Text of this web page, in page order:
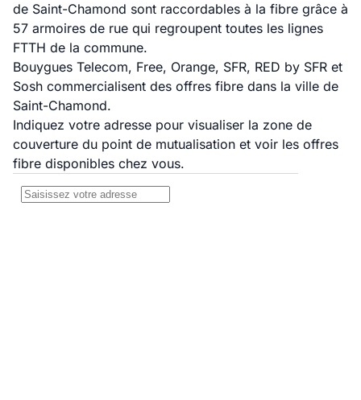
de Saint-Chamond sont raccordables à la fibre grâce à
57 armoires de rue qui regroupent toutes les lignes
FTTH de la commune.
Bouygues Telecom, Free, Orange, SFR, RED by SFR et
Sosh commercialisent des offres fibre dans la ville de
Saint-Chamond.
Indiquez votre adresse pour visualiser la zone de
couverture du point de mutualisation et voir les offres
fibre disponibles chez vous.